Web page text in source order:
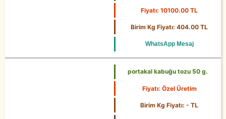
Fiyatı: 10100.00 TL
Birim Kg Fiyatı: 404.00 TL
WhatsApp Mesaj
portakal kabuğu tozu 50 g.
Fiyatı: Özel Üretim
Birim Kg Fiyatı: - TL